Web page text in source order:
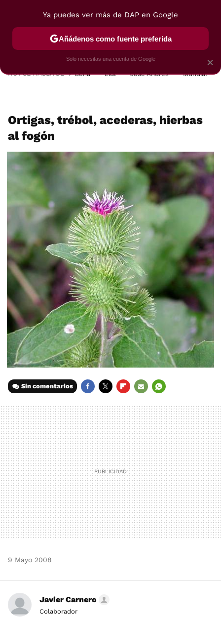
POSTRES VIAJES SELECCIÓN VEGUI
HOY SE HABLA DE Cena Lidl José Andrés Mundial
Ortigas, trébol, acederas, hierbas
al fogón
Sin comentarios
MAIL
9 Mayo 2008
Javier Carnero
Colaborador
×
Ya puedes ver más de DAP en Google
Añádenos como fuente preferida
Solo necesitas una cuenta de Google